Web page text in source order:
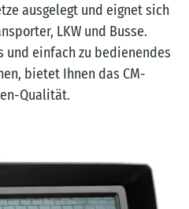
ausgelegt und eignet sich
LKW und Busse.
und einfach zu bedienendes
bietet Ihnen das CM-
Qualität.